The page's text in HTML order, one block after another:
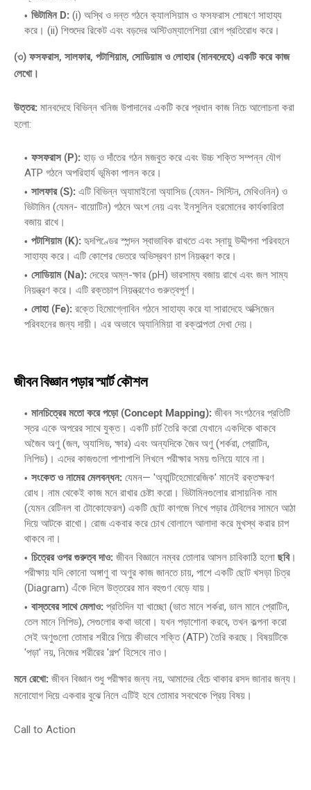
ভিটামিন D: (i) অস্থি ও দন্ত গঠনে ক্যালসিয়াম ও ফসফরাস শোষণে সাহায্য
করে। (ii) শিশুদের রিকেট এবং বড়দের অস্টিওম্যালেশিয়া রোগ প্রতিরোধ করে।
(৩) ফসফরাস, সালফার, পটাশিয়াম, সোডিয়াম ও লোহার (মানবদেহে) একটি করে কাজ
লেখো।
উত্তর: মানবদেহে বিভিন্ন খনিজ উপাদানের একটি করে প্রধান কাজ নিচে আলোচনা করা
হলো:
ফসফরাস (P): হাড় ও দাঁতের গঠন মজবুত করে এবং উচ্চ শক্তি সম্পন্ন যৌগ
ATP গঠনে অপরিহার্য ভূমিকা পালন করে।
সালফার (S): এটি বিভিন্ন অ্যামাইনো অ্যাসিড (যেমন- সিস্টিন, মেথিওনিন) ও
ভিটামিন (যেমন- বায়োটিন) গঠনে অংশ নেয় এবং ইনসুলিন হরমোনের কার্যকারিতা
বজায় রাখে।
পটাশিয়াম (K):হৃদপিণ্ডের স্পন্দন স্বাভাবিক রাখতে এবং স্নায়ু উদ্দীপনা পরিবহনে
সাহায্য করে। এটি কোশের ভেতরে অভিস্রবণ চাপ নিয়ন্ত্রণ করে।
সোডিয়াম (Na): দেহের অম্ল-ক্ষার (pH) ভারসাম্য বজায় রাখে এবং জল সাম্য
নিয়ন্ত্রণ করে। এটি রক্তচাপ নিয়ন্ত্রণেও গুরুত্বপূর্ণ।
লোহা (Fe): রক্তে হিমোগ্লোবিন গঠনে সাহায্য করে যা সারাদেহে অক্সিজেন
পরিবহনের জন্য দায়ী। এর অভাবে অ্যানিমিয়া বা রক্তাল্পতা দেখা দেয়।
জীবন বিজ্ঞান পড়ার স্মার্ট কৌশল
মানচিত্রের মতো করে পড়ো (Concept Mapping): জীবন সংগঠনের প্রতিটি
স্তর একে অপরের সাথে যুক্ত। একটি চার্ট তৈরি করো যেখানে একদিকে থাকবে
অজৈব অণু (জল, অ্যাসিড, ক্ষার) এবং অন্যদিকে জৈব অণু (শর্করা, প্রোটিন,
লিপিড)। এদের কাজগুলো পাশাপাশি লিখলে পরীক্ষার সময় গুলিয়ে যাবে না।
সংকেত ও নামের মেলবন্ধন: যেমন— 'অ্যান্টিহেমোরেজিক' মানেই রক্তক্ষরণ
রোধ। নাম থেকেই কাজ মনে রাখার চেষ্টা করো। ভিটামিনগুলোর রাসায়নিক নাম
(যেমন রেটিনল বা টোকোফেরল) একটি ছোট কাগজে লিখে পড়ার টেবিলের সামনে আঠা
দিয়ে আটকে রাখো। রোজ একবার করে চোখ বোলালে আলাদা করে মুখস্থ করার চাপ
থাকবে না।
চিত্রের ওপর গুরুত্ব দাও: জীবন বিজ্ঞানে নম্বর তোলার আসল চাবিকাঠি হলো ছবি।
পরীক্ষায় যদি কোনো অঙ্গাণু বা অণুর কাজ জানতে চায়, পাশে একটি ছোট খসড়া চিত্র
(Diagram) এঁকে দিলে উত্তরের মান বহুগুণ বেড়ে যায়।
বাস্তবের সাথে মেলাও: প্রতিদিন যা খাচ্ছো (ভাত মানে শর্করা, ডাল মানে প্রোটিন,
তেল মানে লিপিড), সেগুলোর কথা ভাবো। যখন পড়াশোনা করবে, তখন কল্পনা করো
সেই অণুগুলো তোমার শরীরে গিয়ে কীভাবে শক্তি (ATP) তৈরি করছে। বিষয়টিকে
'পড়া' নয়, নিজের শরীরের 'গল্প' হিসেবে নাও।
মনে রেখো: জীবন বিজ্ঞান শুধু পরীক্ষার জন্য নয়, আমাদের বেঁচে থাকার রসদ জানার জন্য।
মনোযোগ দিয়ে একবার বুঝে নিলে এটিই হবে তোমার সবথেকে প্রিয় বিষয়।
Call to Action